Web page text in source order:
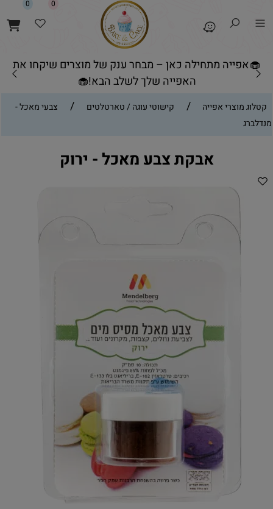
🧁אפייה מתחילה כאן – מבחר ענק של מוצרים שיקחו את
האפייה שלך לשלב הבא!🧁
0 0
קטלוג מוצרי אפייה / קישוטי עוגה / טארטלטים /
צבעי מאכל -
מנדלברג
אבקת צבע מאכל - ירוק